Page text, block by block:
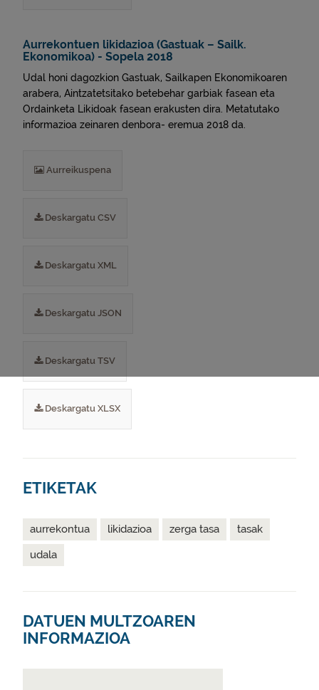
Aurrekontuen likidazioa (Gastuak – Sailk.
Ekonomikoa) - Sopela 2018
Udal honi dagozkion Gastuak, Sailkapen Ekonomikoaren
arabera, Aintzatetsitako betebehar garbiak fasean eta
Ordainketa Likidoak fasean erakusten dira. Metatutako
informazioa zeinaren denbora- eremua 2018 da.
Aurreikuspena
Deskargatu CSV
Deskargatu XML
Deskargatu JSON
Deskargatu TSV
Deskargatu XLSX
ETIKETAK
aurrekontua likidazioa zerga tasa
tasak
udala
DATUEN MULTZOAREN
INFORMAZIOA